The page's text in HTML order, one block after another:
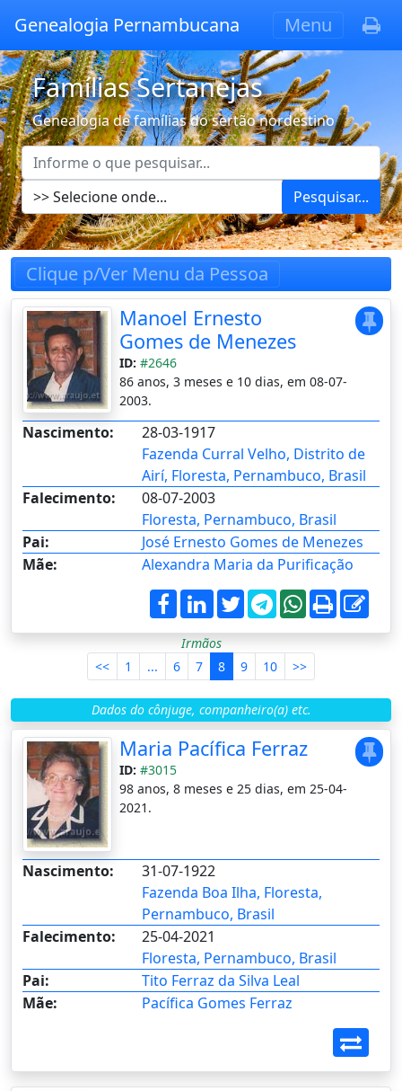
Genealogia Pernambucana Menu
Famílias Sertanejas
Genealogia de famílias do sertão nordestino
Pesquisar...
Clique p/Ver Menu da Pessoa
Manoel Ernesto
Gomes de Menezes
ID: #2646
86 anos, 3 meses e 10 dias, em 08-07-
2003.
Nascimento:
28-03-1917
Fazenda Curral Velho, Distrito de
Airí, Floresta, Pernambuco, Brasil
Falecimento:
08-07-2003
Floresta, Pernambuco, Brasil
Pai:
José Ernesto Gomes de Menezes
Mãe:
Alexandra Maria da Purificação
Irmãos
<<
1 ... 6 7 8 9 10 >>
Dados do cônjuge, companheiro(a) etc.
Maria Pacífica Ferraz
ID: #3015
98 anos, 8 meses e 25 dias, em 25-04-
2021.
Nascimento:
31-07-1922
Fazenda Boa Ilha, Floresta,
Pernambuco, Brasil
Falecimento:
25-04-2021
Floresta, Pernambuco, Brasil
Pai:
Tito Ferraz da Silva Leal
Mãe:
Pacífica Gomes Ferraz